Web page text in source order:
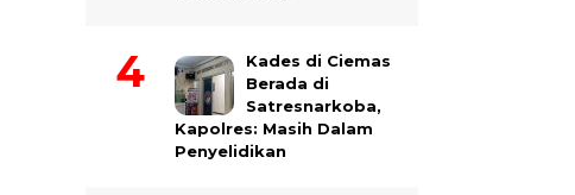
Kades di Ciemas
Berada di
Satresnarkoba,
Kapolres: Masih Dalam
Penyelidikan